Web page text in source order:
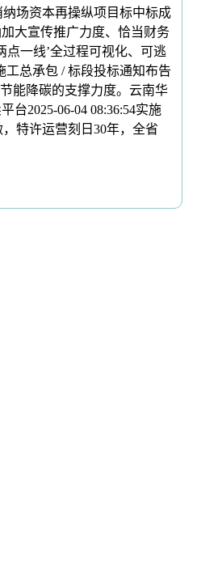
场资本再操纵项目标中标成
大宣传推广力度、恰当财务
一线’全过程可视化、可逃
总承包 / 标段投标通知布告
能降碳的支撑力度。云南华
台2025-06-04 08:36:54实施
特许运营刻日30年，全省